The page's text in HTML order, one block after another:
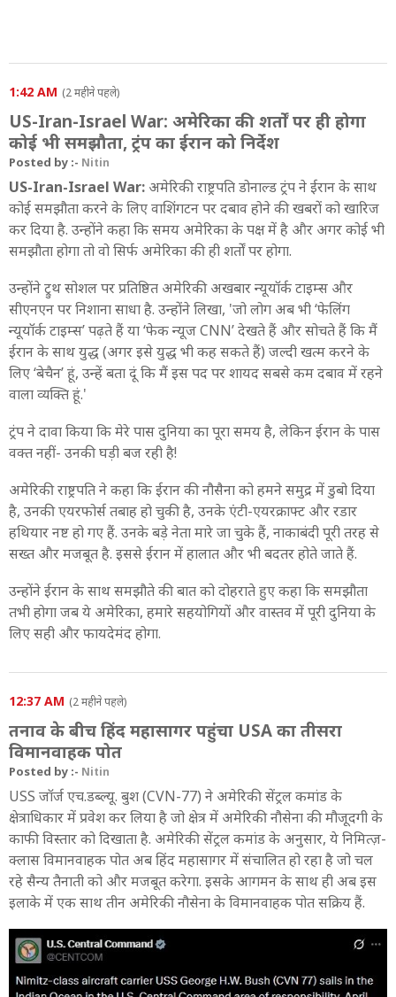
1:42 AM (2 महीने पहले)
US-Iran-Israel War: अमेरिका की शर्तों पर ही होगा
कोई भी समझौता, ट्रंप का ईरान को निर्देश
Posted by :- Nitin
US-Iran-Israel War: अमेरिकी राष्ट्रपति डोनाल्ड ट्रंप ने ईरान के साथ
कोई समझौता करने के लिए वाशिंगटन पर दबाव होने की खबरों को खारिज
कर दिया है. उन्होंने कहा कि समय अमेरिका के पक्ष में है और अगर कोई भी
समझौता होगा तो वो सिर्फ अमेरिका की ही शर्तों पर होगा.
उन्होंने ट्रुथ सोशल पर प्रतिष्ठित अमेरिकी अखबार न्यूयॉर्क टाइम्स और
सीएनएन पर निशाना साधा है. उन्होंने लिखा, 'जो लोग अब भी ‘फेलिंग
न्यूयॉर्क टाइम्स’ पढ़ते हैं या ‘फेक न्यूज CNN’ देखते हैं और सोचते हैं कि मैं
ईरान के साथ युद्ध (अगर इसे युद्ध भी कह सकते हैं) जल्दी खत्म करने के
लिए ‘बेचैन’ हूं, उन्हें बता दूं कि मैं इस पद पर शायद सबसे कम दबाव में रहने
वाला व्यक्ति हूं.'
ट्रंप ने दावा किया कि मेरे पास दुनिया का पूरा समय है, लेकिन ईरान के पास
वक्त नहीं- उनकी घड़ी बज रही है!
अमेरिकी राष्ट्रपति ने कहा कि ईरान की नौसैना को हमने समुद्र में डुबो दिया
है, उनकी एयरफोर्स तबाह हो चुकी है, उनके एंटी-एयरक्राफ्ट और रडार
हथियार नष्ट हो गए हैं. उनके बड़े नेता मारे जा चुके हैं, नाकाबंदी पूरी तरह से
सख्त और मजबूत है. इससे ईरान में हालात और भी बदतर होते जाते हैं.
उन्होंने ईरान के साथ समझौते की बात को दोहराते हुए कहा कि समझौता
तभी होगा जब ये अमेरिका, हमारे सहयोगियों और वास्तव में पूरी दुनिया के
लिए सही और फायदेमंद होगा.
12:37 AM (2 महीने पहले)
तनाव के बीच हिंद महासागर पहुंचा USA का तीसरा
विमानवाहक पोत
Posted by :- Nitin
USS जॉर्ज एच.डब्ल्यू. बुश (CVN-77) ने अमेरिकी सेंट्रल कमांड के
क्षेत्राधिकार में प्रवेश कर लिया है जो क्षेत्र में अमेरिकी नौसेना की मौजूदगी के
काफी विस्तार को दिखाता है. अमेरिकी सेंट्रल कमांड के अनुसार, ये निमित्ज़-
क्लास विमानवाहक पोत अब हिंद महासागर में संचालित हो रहा है जो चल
रहे सैन्य तैनाती को और मजबूत करेगा. इसके आगमन के साथ ही अब इस
इलाके में एक साथ तीन अमेरिकी नौसेना के विमानवाहक पोत सक्रिय हैं.